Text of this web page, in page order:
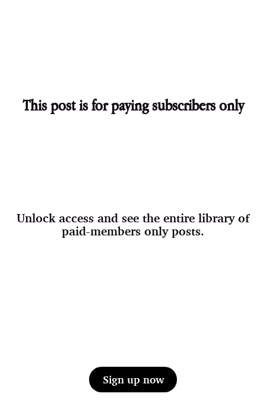
This post is for paying subscribers only
Unlock access and see the entire library of
paid-members only posts.
Sign up now